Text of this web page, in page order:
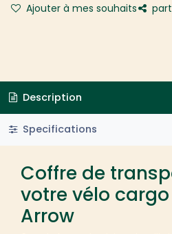
Ajouter à mes souhaits
Description
Specifications
Coffre de
votre vélo
Arrow